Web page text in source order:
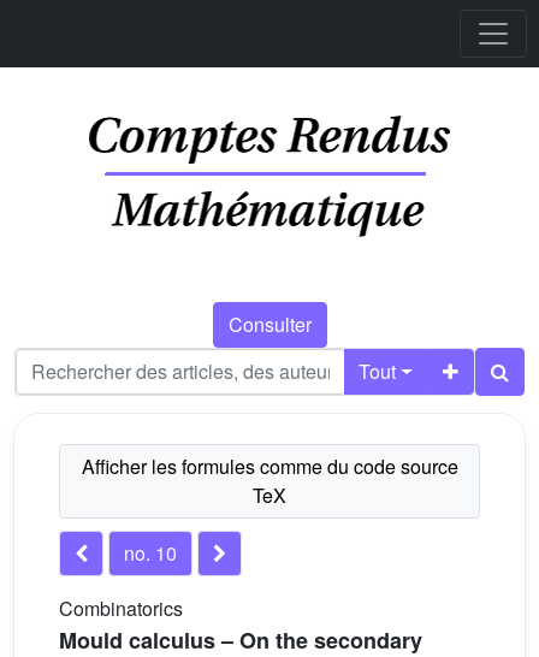
Consulter
Tout
no. 10
Combinatorics
Mould calculus – On the secondary